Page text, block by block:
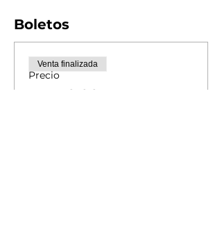
Boletos
Precio
MXN 0.00
Venta finalizada